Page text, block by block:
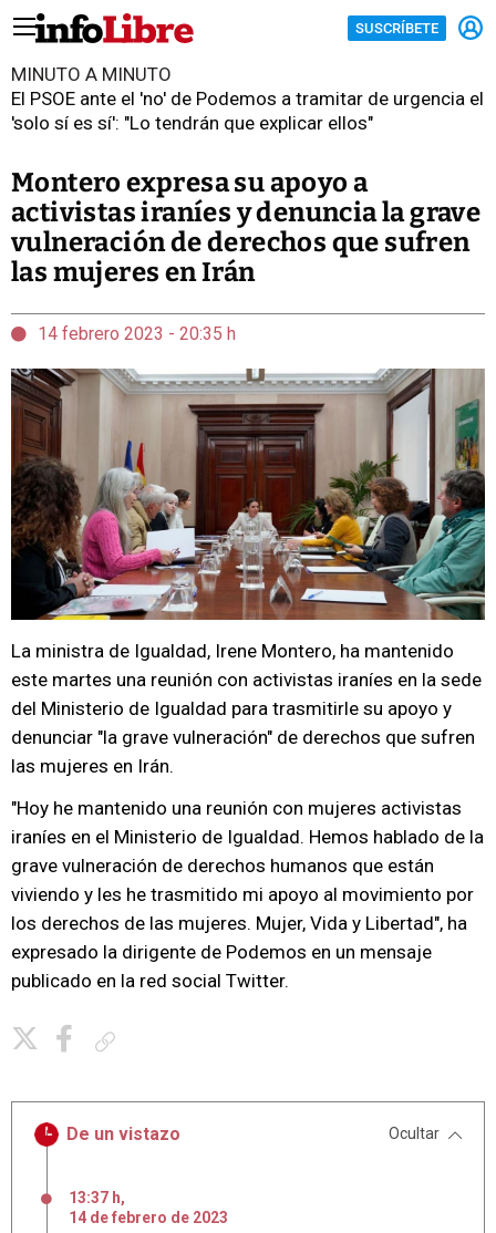
SUSCRÍBETE
MINUTO A MINUTO
El PSOE ante el 'no' de Podemos a tramitar de urgencia el
'solo sí es sí': "Lo tendrán que explicar ellos"
Montero expresa su apoyo a
activistas iraníes y denuncia la grave
vulneración de derechos que sufren
las mujeres en Irán
14 febrero 2023 - 20:35 h
La ministra de Igualdad, Irene Montero, ha mantenido
este martes una reunión con activistas iraníes en la sede
del Ministerio de Igualdad para trasmitirle su apoyo y
denunciar "la grave vulneración" de derechos que sufren
las mujeres en Irán.
"Hoy he mantenido una reunión con mujeres activistas
iraníes en el Ministerio de Igualdad. Hemos hablado de la
grave vulneración de derechos humanos que están
viviendo y les he trasmitido mi apoyo al movimiento por
los derechos de las mujeres. Mujer, Vida y Libertad", ha
expresado la dirigente de Podemos en un mensaje
publicado en la red social Twitter.
De un vistazo Ocultar
13:37 h,
14 defebrero de 2023